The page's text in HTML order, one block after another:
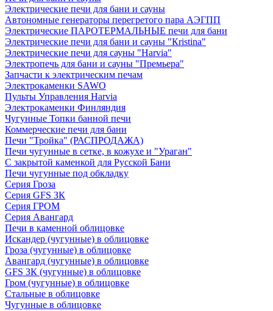
Электрические печи для бани и сауны
Автономные генераторы перегретого пара АЭГПП
Электрические ПАРОТЕРМАЛЬНЫЕ печи для бани
Электрические печи для бани и сауны "Кristina"
Электрические печи для сауны "Harvia"
Электропечь для бани и сауны "Премьера"
Запчасти к электрическим печам
Электрокаменки SAWO
Пульты Управления Harvia
Электрокаменки Финляндия
Чугунные Топки банной печи
Коммерческие печи для бани
Печи "Тройка" (РАСПРОДАЖА)
Печи чугунные в сетке, в кожухе и "Ураган"
С закрытой каменкой для Русской Бани
Печи чугунные под обкладку
Серия Гроза
Серия GFS ЗК
Серия ГРОМ
Серия Авангард
Печи в каменной облицовке
Искандер (чугунные) в облицовке
Гроза (чугунные) в облицовке
Авангард (чугунные) в облицовке
GFS ЗК (чугунные) в облицовке
Гром (чугунные) в облицовке
Стальные в облицовке
Чугунные в облицовке